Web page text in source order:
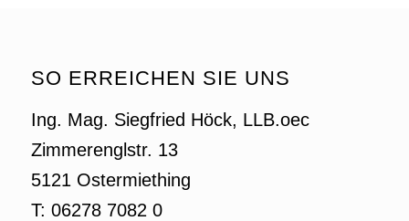
SO ERREICHEN SIE UNS
Ing. Mag. Siegfried Höck, LLB.oec
Zimmerenglstr. 13
5121 Ostermiething
T: 06278 7082 0